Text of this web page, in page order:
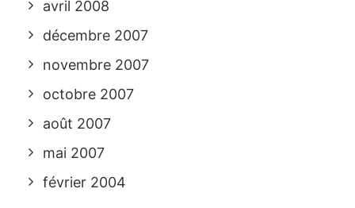
avril 2008
décembre 2007
novembre 2007
octobre 2007
août 2007
mai 2007
février 2004